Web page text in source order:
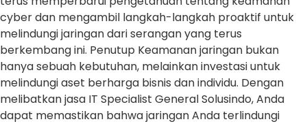
cyber dan mengambil langkah-langkah proaktif untuk
melindungi jaringan dari serangan yang terus
berkembang ini. Penutup Keamanan jaringan bukan
hanya sebuah kebutuhan, melainkan investasi untuk
melindungi aset berharga bisnis dan individu. Dengan
melibatkan jasa IT Specialist General Solusindo, Anda
dapat memastikan bahwa jaringan Anda terlindungi